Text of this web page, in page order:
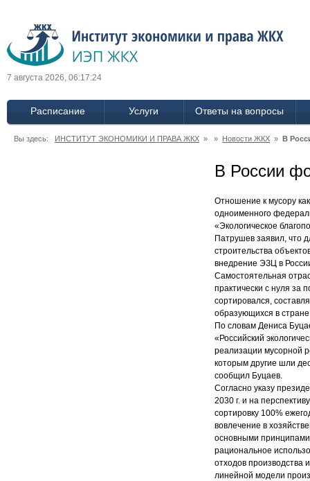
7 августа 2026, 06:17:25
Расписание Услуги Ответы на вопросы
Вы здесь: ИНСТИТУТ ЭКОНОМИКИ И ПРАВА ЖКХ » » Новости ЖКХ » В
В России
Отношение к мусору
одноименного
«Экологическое
Патрушев заявил, что
строительства
внедрение ЭЗЦ в
Самостоятельная
практически с нуля за
сортировался,
образующихся в
По словам Дениса
«Российский
реализации мусорной
которым другие шли
сообщил Буцаев.
Согласно указу
2030 г. и на
сортировку 100%
вовлечение в
основными принципами
рациональное
отходов производства
линейной модели